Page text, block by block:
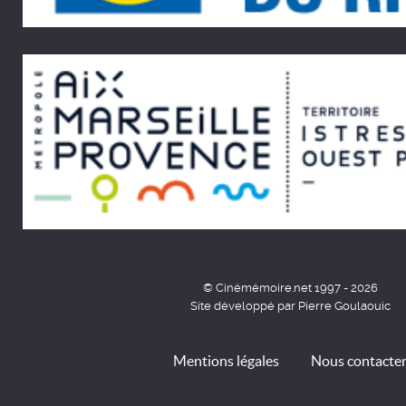
© Cinémémoire.net 1997 - 2026
Site développé par Pierre Goulaouic
Mentions légales Nous contacter